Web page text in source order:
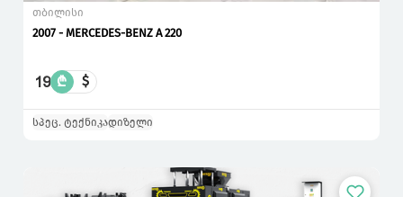
თბილისი
2007 - MERCEDES-BENZ A 220
19 ₾ $
სპეც. ტექნიკადიზელი